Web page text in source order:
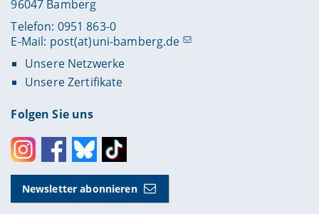
96047 Bamberg
Telefon: 0951 863-0
E-Mail: post(at)uni-bamberg.de
Unsere Netzwerke
Unsere Zertifikate
Folgen Sie uns
InstagramFacebookBlueskyToktok
Newsletter abonnieren